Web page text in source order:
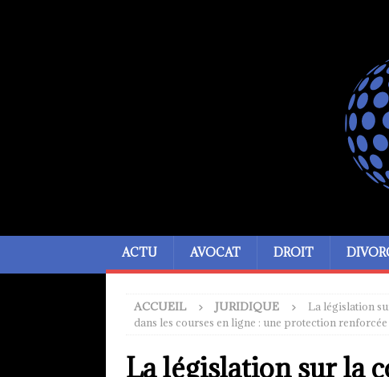
ACTU AVOCAT DROIT
ACCUEIL JURIDIQUE
La législation
dans les courses en ligne : une protection
La législation sur la